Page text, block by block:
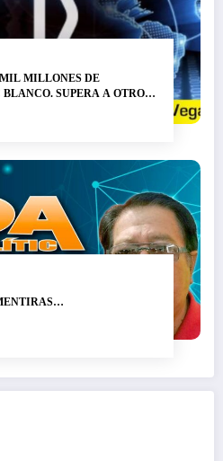
MILLONES DE
SUPERA A OTRO